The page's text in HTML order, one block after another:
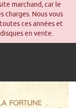
marchand, car le
charges. Nous vous
ces années et
en vente.